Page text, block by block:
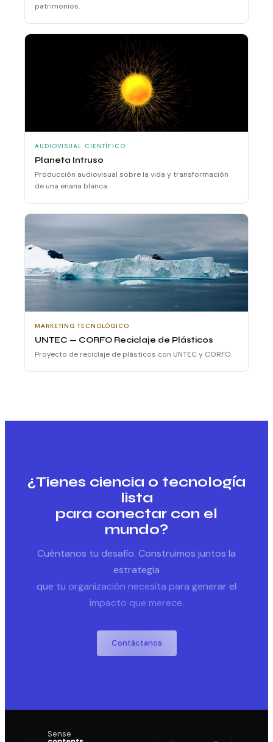
patrimonios.
AUDIOVISUAL CIENTÍFICO
Planeta Intruso
Producción audiovisual sobre la vida y transformación
de una enana blanca.
MARKETING TECNOLÓGICO
UNTEC — CORFO Reciclaje de Plásticos
Proyecto de reciclaje de plásticos con UNTEC y CORFO.
¿Tienes ciencia o tecnología
lista
para conectar con el
mundo?
Cuéntanos tu desafío. Construimos juntos la
estrategia
que tu organización necesita para generar el
impacto que merece.
Contáctanos
Sense